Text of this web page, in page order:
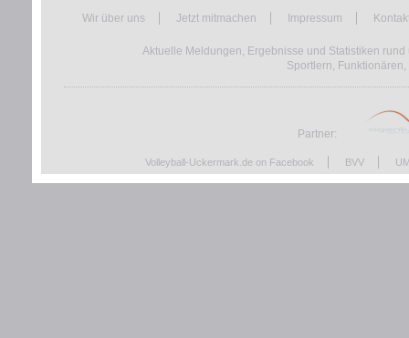
Wir über uns Jetzt mitmachen Impressum
Aktuelle Meldungen, Ergebnisse und Statistiken
Sportlern,
Partner:
Volleyball-Uckermark.de on Facebook BVV